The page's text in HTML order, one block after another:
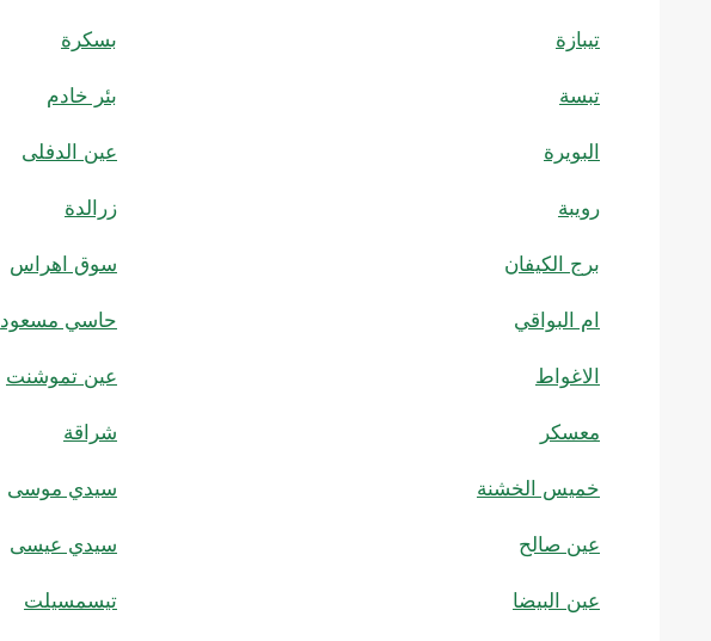
تيبازة بسكرة
تبسة بئر خادم
البويرة عين الدفلى
رويبة زرالدة
برج الكيفان سوق اهراس
ام البواقي حاسي مسعود
الاغواط عين تموشنت
معسكر شراقة
خميس الخشنة سيدي موسى
عين صالح سيدي عيسى
عين البيضا تيسمسيلت